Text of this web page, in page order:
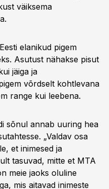
väiksema
elanikud pigem
Asutust nähakse pisut
jäiga ja
võrdselt kohtlevana
range kui leebena.
sõnul annab uuring hea
„Valdav osa
et inimesed ja
tasuvad, mitte et MTA
meie jaoks oluline
mis aitavad inimeste